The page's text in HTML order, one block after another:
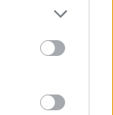
more Google
may click to
party tags to
below Google
a Olbia e in